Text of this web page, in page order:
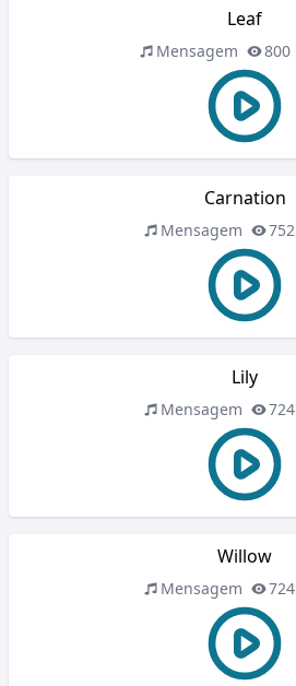
Leaf
Mensagem 800
Carnation
Mensagem 752
Lily
Mensagem 724
Willow
Mensagem 724